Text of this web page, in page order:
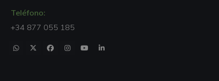
Teléfono:
+34 877 055 185